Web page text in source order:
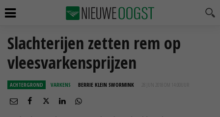
Slachterijen zetten rem op
vleesvarkensprijzen
ACHTERGROND VARKENS BERRIE KLEIN SWORMINK 28 JUN 2018 OM 14:00